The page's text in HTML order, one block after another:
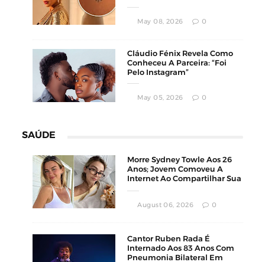
May 08, 2026 0
Cláudio Fénix Revela Como
Conheceu A Parceira: “Foi
Pelo Instagram”
May 05, 2026 0
SAÚDE
Morre Sydney Towle Aos 26
Anos; Jovem Comoveu A
Internet Ao Compartilhar Sua
August 06, 2026 0
Cantor Ruben Rada É
Internado Aos 83 Anos Com
Pneumonia Bilateral Em